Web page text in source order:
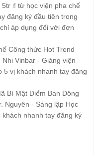
₫ từ học viện pha chế
đăng ký đầu tiên trong
áp dụng đối với đơn
Công thức Hot Trend
Vinbar - Giảng viện
5 vị khách nhanh tay đăng
Bí Mật Điểm Bán Đông
Nguyên - Sáng lập Học
nhanh tay đăng ký